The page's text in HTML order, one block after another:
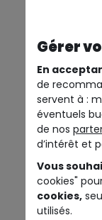
Gérer
En
de
servent à :
éventuels
de nos
d’intérêt et
Vous
cookies"
cookies,
utilisés.